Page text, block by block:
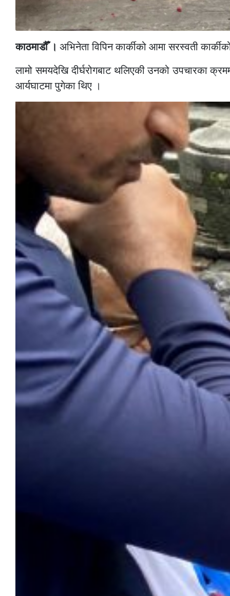
काठमाडौँ । अभिनेता विपिन कार्कीको आमा सरस्वती
लामो समयदेखि दीर्घरोगबाट थलिएकी उनको उपचारका
आर्यघाटमा पुगेका थिए ।